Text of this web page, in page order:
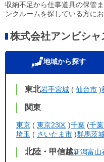
収納不足から仕事道具の保管
ンクルームを探している方にお
株式会社アンビシ
地域から探す
東北岩手宮城 ( 仙台市 )
関東
東京 ( 東京23区 )千葉 (千
埼玉 ( さいたま市 )群馬茨
北陸・甲信越新潟富山